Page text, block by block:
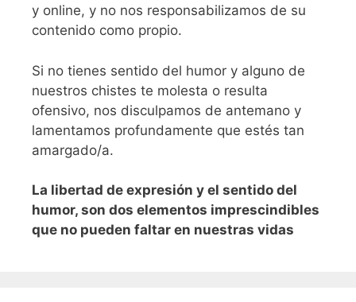
y online, y no nos responsabilizamos de su
contenido como propio.
Si no tienes sentido del humor y alguno de
nuestros chistes te molesta o resulta
ofensivo, nos disculpamos de antemano y
lamentamos profundamente que estés tan
amargado/a.
La libertad de expresión y el sentido del
humor, son dos elementos imprescindibles
que no pueden faltar en nuestras vidas